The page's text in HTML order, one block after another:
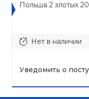
Польша 2 злотых
Нет в наличии
Уведомить о